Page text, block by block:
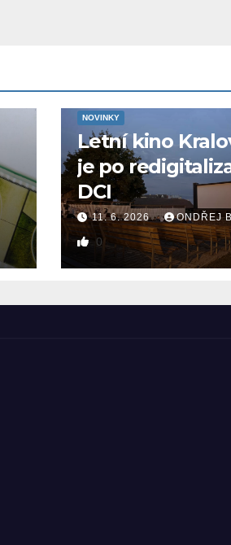
NOVINKY
Letní kino
je po
DCI
11. 6. 2026 ONDŘEJ
0